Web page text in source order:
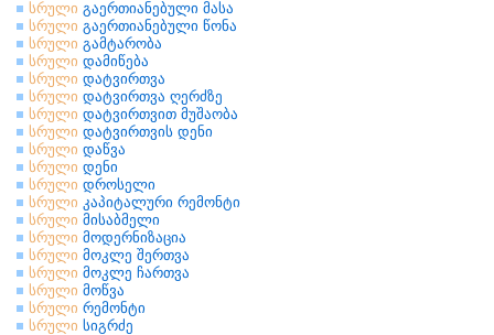
სრული გაერთიანებული მასა
სრული გაერთიანებული წონა
სრული გამტარობა
სრული დამიწება
სრული დატვირთვა
სრული დატვირთვა ღერძზე
სრული დატვირთვით მუშაობა
სრული დატვირთვის დენი
სრული დაწვა
სრული დენი
სრული დროსელი
სრული კაპიტალური რემონტი
სრული მისაბმელი
სრული მოდერნიზაცია
სრული მოკლე შერთვა
სრული მოკლე ჩართვა
სრული მოწვა
სრული რემონტი
სრული სიგრძე